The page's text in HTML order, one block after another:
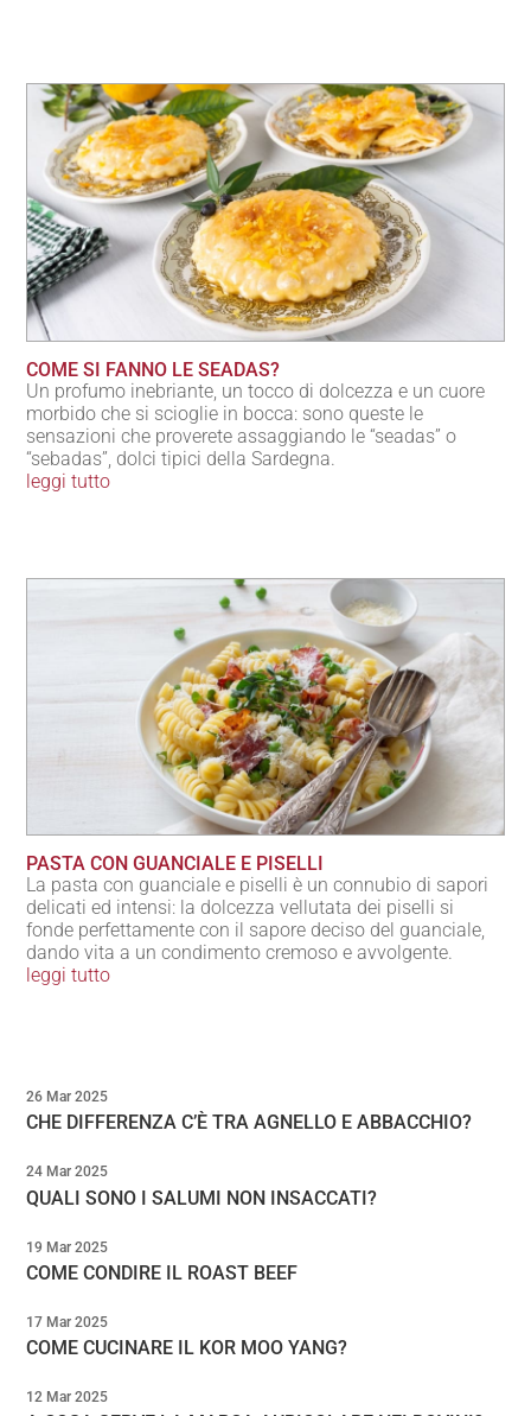
COME SI FANNO LE SEADAS?
Un profumo inebriante, un tocco di dolcezza e un cuore
morbido che si scioglie in bocca: sono queste le
sensazioni che proverete assaggiando le “seadas” o
“sebadas”, dolci tipici della Sardegna.
leggi tutto
PASTA CON GUANCIALE E PISELLI
La pasta con guanciale e piselli è un connubio di sapori
delicati ed intensi: la dolcezza vellutata dei piselli si
fonde perfettamente con il sapore deciso del guanciale,
dando vita a un condimento cremoso e avvolgente.
leggi tutto
CHE DIFFERENZA C’È TRA AGNELLO E ABBACCHIO?
26 Mar 2025
QUALI SONO I SALUMI NON INSACCATI?
24 Mar 2025
COME CONDIRE IL ROAST BEEF
19 Mar 2025
COME CUCINARE IL KOR MOO YANG?
17 Mar 2025
12 Mar 2025